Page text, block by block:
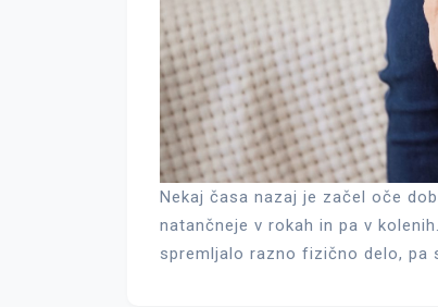
Nekaj časa nazaj je začel oče
natančneje v rokah in pa v
spremljalo razno fizično delo, pa